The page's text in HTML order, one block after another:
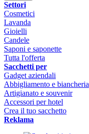
Settori
Cosmetici
Lavanda
Gioielli
Candele
Saponi e saponette
Tutta l'offerta
Sacchetti per
Gadget aziendali
Abbigliamento e biancheria
Artigianato e souvenir
Accessori per hotel
Crea il tuo sacchetto
Reklama